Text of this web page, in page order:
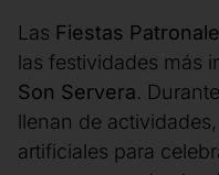
Las Fiestas
las festividades más
Son Servera.
llenan de
artificiales para